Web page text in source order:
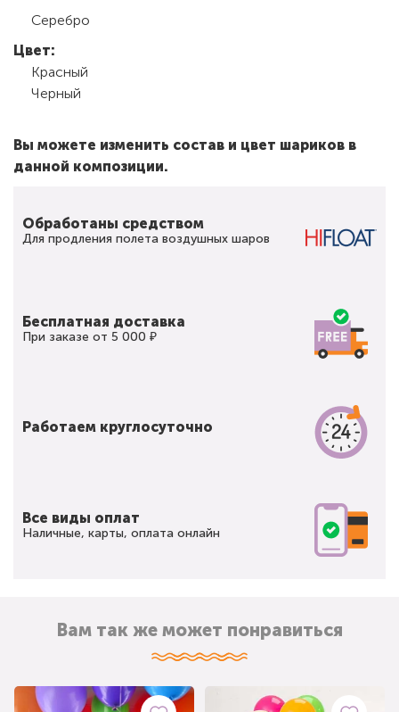
Серебро
Цвет:
Красный
Черный
Вы можете изменить состав и цвет шариков в
данной композиции.
Обработаны средством
Для продления полета воздушных шаров
Бесплатная доставка
При заказе от 5 000 ₽
Работаем круглосуточно
Все виды оплат
Наличные, карты, оплата онлайн
Вам так же может понравиться